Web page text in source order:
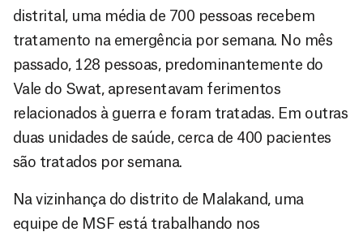
distrital, uma média de 700 pessoas recebem
tratamento na emergência por semana. No mês
passado, 128 pessoas, predominantemente do
Vale do Swat, apresentavam ferimentos
relacionados à guerra e foram tratadas. Em outras
duas unidades de saúde, cerca de 400 pacientes
são tratados por semana.
Na vizinhança do distrito de Malakand, uma
equipe de MSF está trabalhando nos